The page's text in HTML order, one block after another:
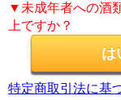
▼未成年者への酒
上ですか？
特定商取引法に基